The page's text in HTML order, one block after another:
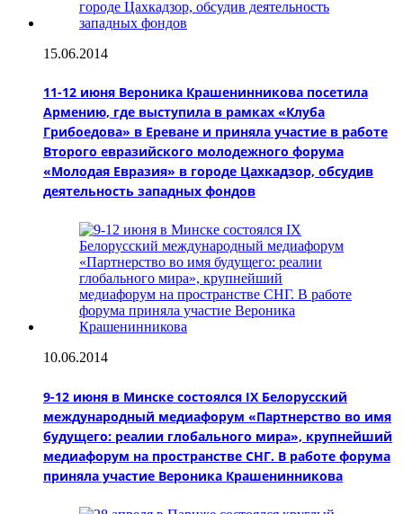
15.06.2014
11-12 июня Вероника Крашенинникова посетила
Армению, где выступила в рамках «Клуба
Грибоедова» в Ереване и приняла участие в работе
Второго евразийского молодежного форума
«Молодая Евразия» в городе Цахкадзор, обсудив
деятельность западных фондов
10.06.2014
9-12 июня в Минске состоялся IX Белорусский
международный медиафорум «Партнерство во имя
будущего: реалии глобального мира», крупнейший
медиафорум на пространстве СНГ. В работе форума
приняла участие Вероника Крашенинникова